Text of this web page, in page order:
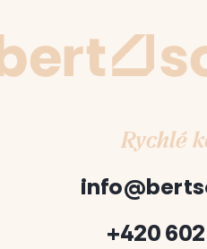
Rychlé
+420